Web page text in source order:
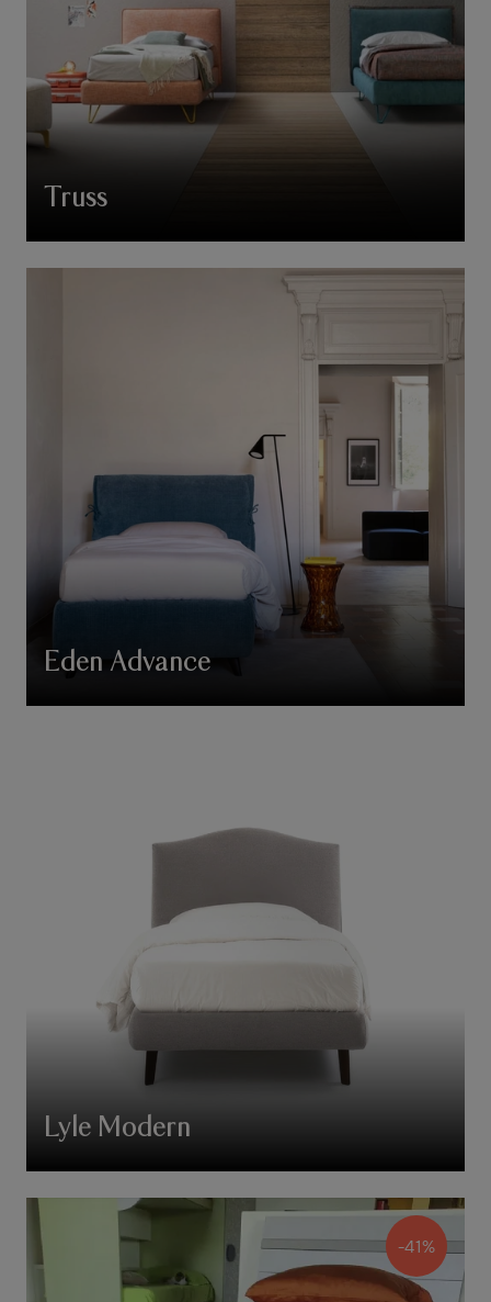
Truss
Eden Advance
Lyle Modern
-41%